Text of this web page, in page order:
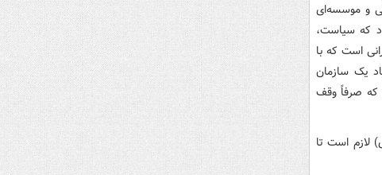
و موسسه‌ای
که سیاست،
است که با
یک سازمان
که صرفاً وقف
لازم است تا